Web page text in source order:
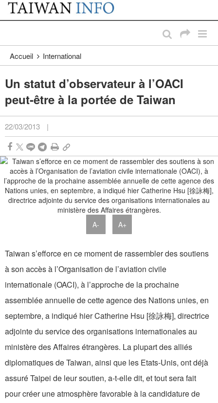
Passer au contenu principal
:::
Accueil International
Un statut d’observateur à l’OACI
peut-être à la portée de Taiwan
22/03/2013 |
A- A+
Taiwan s’efforce en ce moment de rassembler des soutiens
à son accès à l’Organisation de l’aviation civile
internationale (OACI), à l’approche de la prochaine
assemblée annuelle de cette agence des Nations unies, en
septembre, a indiqué hier Catherine Hsu [徐詠梅], directrice
adjointe du service des organisations internationales au
ministère des Affaires étrangères. La plupart des alliés
diplomatiques de Taiwan, ainsi que les Etats-Unis, ont déjà
assuré Taipei de leur soutien, a-t-elle dit, et tout sera fait
pour créer une atmosphère favorable à la candidature de